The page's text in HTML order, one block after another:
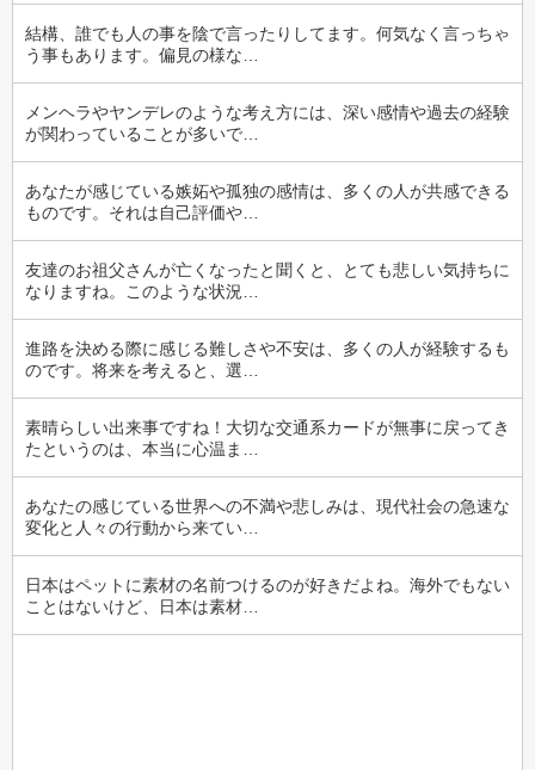
結構、誰でも人の事を陰で言ったりしてます。何気なく言っちゃ
う事もあります。偏見の様な…
メンヘラやヤンデレのような考え方には、深い感情や過去の経験
が関わっていることが多いで…
あなたが感じている嫉妬や孤独の感情は、多くの人が共感できる
ものです。それは自己評価や…
友達のお祖父さんが亡くなったと聞くと、とても悲しい気持ちに
なりますね。このような状況…
進路を決める際に感じる難しさや不安は、多くの人が経験するも
のです。将来を考えると、選…
素晴らしい出来事ですね！大切な交通系カードが無事に戻ってき
たというのは、本当に心温ま…
あなたの感じている世界への不満や悲しみは、現代社会の急速な
変化と人々の行動から来てい…
日本はペットに素材の名前つけるのが好きだよね。海外でもない
ことはないけど、日本は素材…